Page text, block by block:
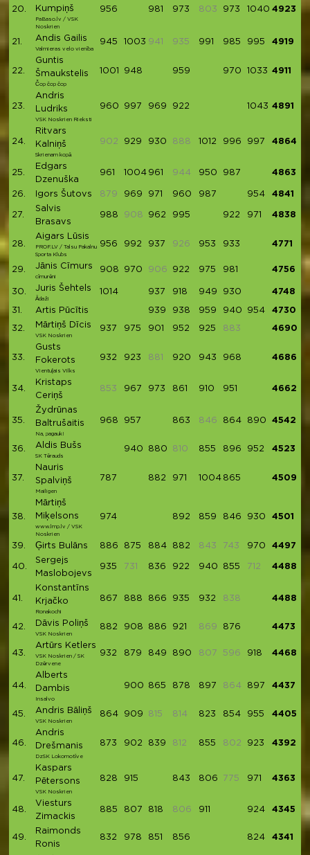
20.
Kumpiņš
PaBaso.lv / VSK
Noskrien
956 981 973 803 973 1040 4923
21. Andis Gailis
Valmieras velo vienība
945 1003 941 935 991 985 995 4919
22.
Guntis
Šmaukstelis
Čop čop čop
1001 948 959 970 1033 4911
23.
Andris
Ludriks
VSK Noskrien Rieksti
960 997 969 922 1043 4891
24.
Ritvars
Kalniņš
Skrienam kopā
902 929 930 888 1012 996 997 4864
25.
Edgars
Dzenuška
961 1004 961 944 950 987 4863
26. Igors Šutovs 879 969 971 960 987 954 4841
27.
Salvis
Brasavs
988 908 962 995 922 971 4838
28.
Aigars Lūsis
PROF.LV / Talsu Pakalnu
Sporta Klubs
956 992 937 926 953 933 4771
29. Jānis Cīmurs
cīmurēni
908 970 906 922 975 981 4756
30. Juris Šehtels
Ādaži
1014 937 918 949 930 4748
31. Artis Pūcītis 939 938 959 940 954 4730
32. Mārtiņš Dīcis
VSK Noskrien
937 975 901 952 925 883 4690
33.
Gusts
Fokerots
Vientuļais Vilks
932 923 881 920 943 968 4686
34.
Kristaps
Ceriņš
853 967 973 861 910 951 4662
35.
Žydrūnas
Baltrušaitis
Na, pagauk!
968 957 863 846 864 890 4542
36. Aldis Bušs
SK Tērauds
940 880 810 855 896 952 4523
37.
Nauris
Spalviņš
Mailigen
787 882 971 1004 865 4509
38.
Mārtiņš
Miķelsons
www.lmp.lv / VSK
Noskrien
974 892 859 846 930 4501
39. Ģirts Bulāns 886 875 884 882 843 743 970 4497
40.
Sergejs
Maslobojevs
935 731 836 922 940 855 712 4488
41.
Konstantīns
Krjačko
Ronakochi
867 888 866 935 932 838 4488
42. Dāvis Poliņš
VSK Noskrien
882 908 886 921 869 876 4473
43.
Artūrs Ketlers
VSK Noskrien / SK
Dzērvene
932 879 849 890 807 596 918 4468
44.
Alberts
Dambis
Insalvo
900 865 878 897 864 897 4437
45. Andris Bāliņš
VSK Noskrien
864 909 815 814 823 854 955 4405
46.
Andris
Drešmanis
DzSK Lokomotīve
873 902 839 812 855 802 923 4392
47.
Kaspars
Pētersons
VSK Noskrien
828 915 843 806 775 971 4363
48.
Viesturs
Zimackis
885 807 818 806 911 924 4345
49.
Raimonds
Ronis
832 978 851 856 824 4341